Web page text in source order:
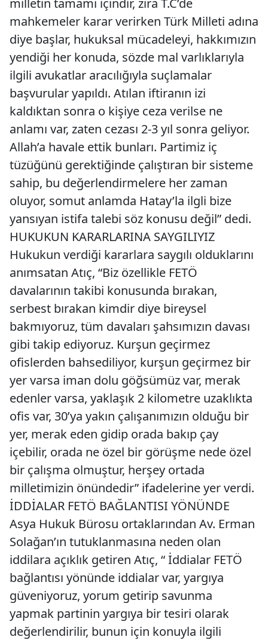
milletin tamamı içindir, zira T.C’de
mahkemeler karar verirken Türk Milleti adına
diye başlar, hukuksal mücadeleyi, hakkımızın
yendiği her konuda, sözde mal varlıklarıyla
ilgili avukatlar aracılığıyla suçlamalar
başvurular yapıldı. Atılan iftiranın izi
kaldıktan sonra o kişiye ceza verilse ne
anlamı var, zaten cezası 2-3 yıl sonra geliyor.
Allah’a havale ettik bunları. Partimiz iç
tüzüğünü gerektiğinde çalıştıran bir sisteme
sahip, bu değerlendirmelere her zaman
oluyor, somut anlamda Hatay’la ilgli bize
yansıyan istifa talebi söz konusu değil” dedi.
HUKUKUN KARARLARINA SAYGILIYIZ
Hukukun verdiği kararlara saygılı olduklarını
anımsatan Atıç, “Biz özellikle FETÖ
davalarının takibi konusunda bırakan,
serbest bırakan kimdir diye bireysel
bakmıyoruz, tüm davaları şahsımızın davası
gibi takip ediyoruz. Kurşun geçirmez
ofislerden bahsediliyor, kurşun geçirmez bir
yer varsa iman dolu göğsümüz var, merak
edenler varsa, yaklaşık 2 kilometre uzaklıkta
ofis var, 30’ya yakın çalışanımızın olduğu bir
yer, merak eden gidip orada bakıp çay
içebilir, orada ne özel bir görüşme nede özel
bir çalışma olmuştur, herşey ortada
milletimizin önündedir” ifadelerine yer verdi.
İDDİALAR FETÖ BAĞLANTISI YÖNÜNDE
Asya Hukuk Bürosu ortaklarından Av. Erman
Solağan’ın tutuklanmasına neden olan
iddilara açıklık getiren Atıç, “ İddialar FETÖ
bağlantısı yönünde iddialar var, yargıya
güveniyoruz, yorum getirip savunma
yapmak partinin yargıya bir tesiri olarak
değerlendirilir, bunun için konuyla ilgili